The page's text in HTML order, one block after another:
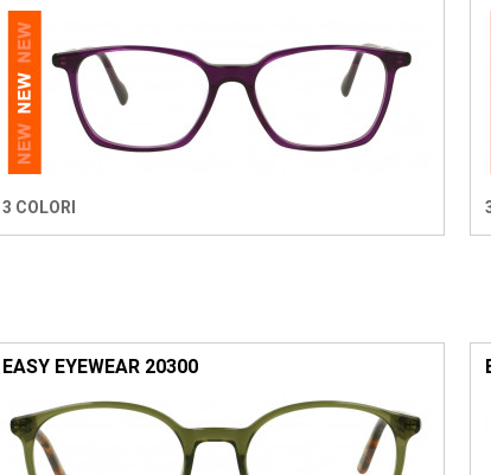
3 COLORI
EASY EYEWEAR 20300